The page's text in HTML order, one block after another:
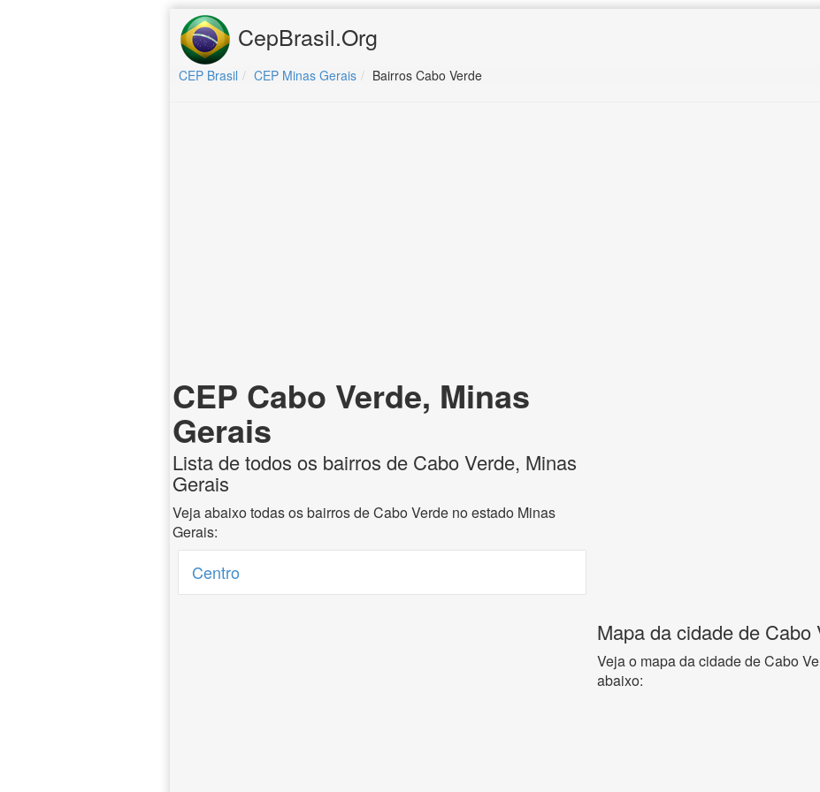
CepBrasil.Org
CEP Brasil CEP Minas Gerais Bairros Cabo Verde
CEP Cabo Verde, Minas
Gerais
Lista de todos os bairros de Cabo Verde, Minas
Gerais
Veja abaixo todas os bairros de Cabo Verde no estado Minas
Gerais:
Centro
Mapa da cidade de Cabo
Veja o mapa da cidade de Cabo
abaixo: